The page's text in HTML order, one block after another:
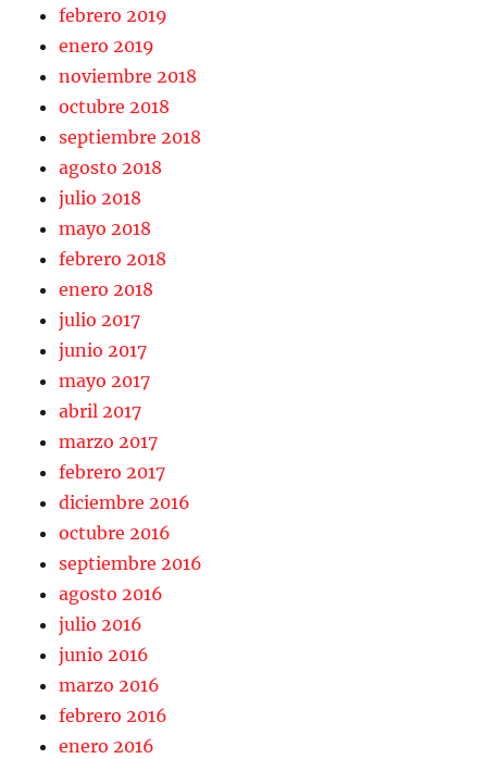
febrero 2019
enero 2019
noviembre 2018
octubre 2018
septiembre 2018
agosto 2018
julio 2018
mayo 2018
febrero 2018
enero 2018
julio 2017
junio 2017
mayo 2017
abril 2017
marzo 2017
febrero 2017
diciembre 2016
octubre 2016
septiembre 2016
agosto 2016
julio 2016
junio 2016
marzo 2016
febrero 2016
enero 2016